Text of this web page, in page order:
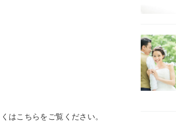
はこちらをご覧ください。